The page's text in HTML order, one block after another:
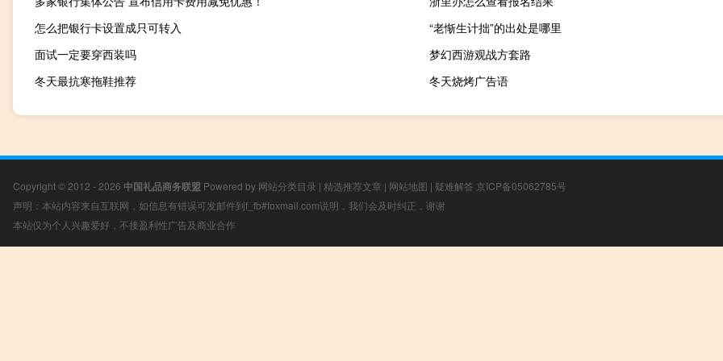
怎么把银行卡设置成只可转入
“老惭生计拙”的出处是哪里
面试一定要穿西装吗
梦幻西游观战方套路
冬天最抗寒拖鞋推荐
冬天烧烤广告语
Copyright © 2012 - 2026 中国礼品商务联盟 Powered by 网站分类目录 | 精选推荐文章 | 网站地图 | 疑难解答 京ICP备05062785号
声明：本站内容来自互联网，如信息有错误可发邮件到f_fb#foxmail.com说明，我们会及时纠正，谢谢
本站仅为个人兴趣爱好，不接盈利性广告及商业合作